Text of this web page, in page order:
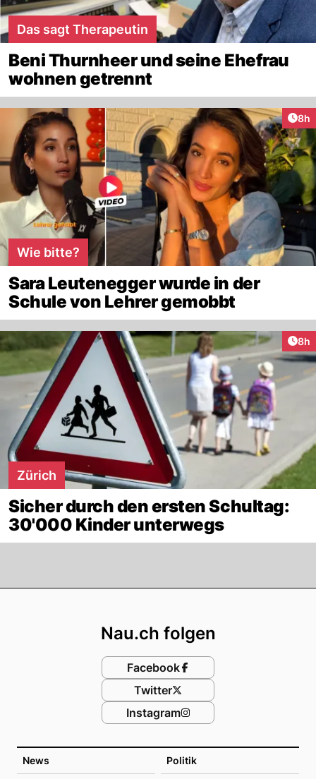
Das sagt Therapeutin
Beni Thurnheer und seine Ehefrau
wohnen getrennt
8h
Wie bitte?
Sara Leutenegger wurde in der
Schule von Lehrer gemobbt
8h
Zürich
Sicher durch den ersten Schultag:
30'000 Kinder unterwegs
News Politik
Nau.ch folgen
Facebook
Twitter
Instagram